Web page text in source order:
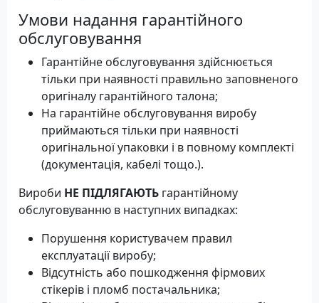
Умови надання гарантійного
обслуговування
Гарантійне обслуговування здійснюється
тільки при наявності правильно заповненого
оригіналу гарантійного талона;
На гарантійне обслуговування виробу
приймаються тільки при наявності
оригінальної упаковки і в повному комплекті
(документація, кабелі тощо.).
Вироби НЕ ПІДЛЯГАЮТЬ гарантійному
обслуговуванню в наступних випадках:
Порушення користувачем правил
експлуатації виробу;
Відсутність або пошкодження фірмових
стікерів і пломб постачальника;